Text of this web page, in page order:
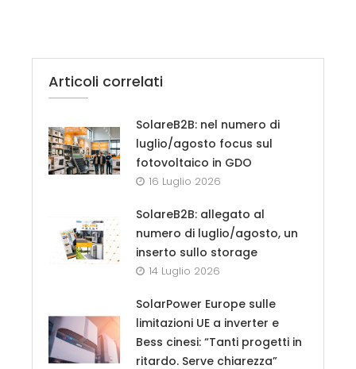
Articoli correlati
SolareB2B: nel numero di
luglio/agosto focus sul
fotovoltaico in GDO
16 Luglio 2026
SolareB2B: allegato al
numero di luglio/agosto, un
inserto sullo storage
14 Luglio 2026
SolarPower Europe sulle
limitazioni UE a inverter e
Bess cinesi: “Tanti progetti in
ritardo. Serve chiarezza”